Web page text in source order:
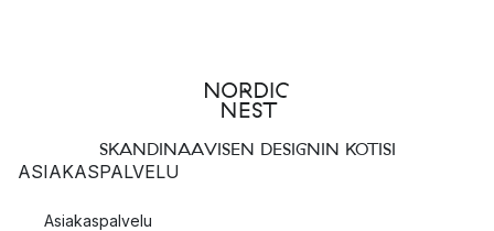
SKANDINAAVISEN DESIGNIN KOTISI
ASIAKASPALVELU
Asiakaspalvelu